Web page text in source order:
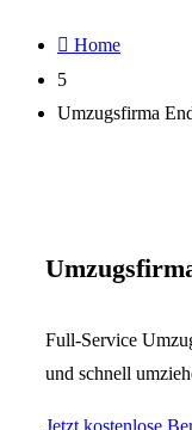
 Home
5
Umzugsfirma
Full-Service
und schnell